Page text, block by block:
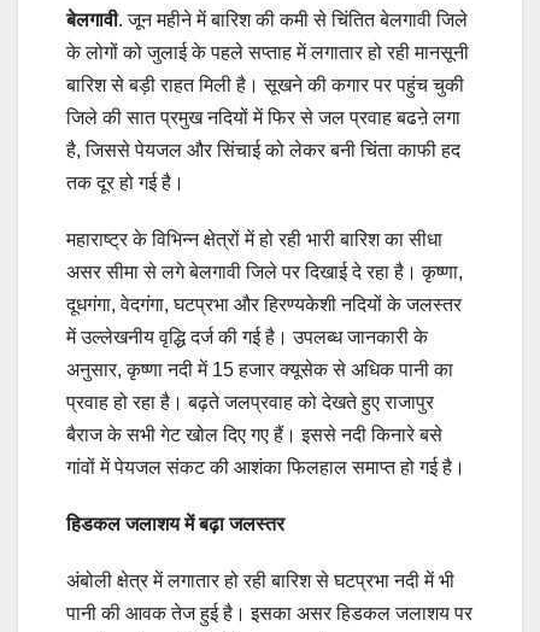
बेलगावी. जून महीने में बारिश की कमी से चिंतित बेलगावी जिले
के लोगों को जुलाई के पहले सप्ताह में लगातार हो रही मानसूनी
बारिश से बड़ी राहत मिली है। सूखने की कगार पर पहुंच चुकी
जिले की सात प्रमुख नदियों में फिर से जल प्रवाह बढऩे लगा
है, जिससे पेयजल और सिंचाई को लेकर बनी चिंता काफी हद
तक दूर हो गई है।
महाराष्ट्र के विभिन्न क्षेत्रों में हो रही भारी बारिश का सीधा
असर सीमा से लगे बेलगावी जिले पर दिखाई दे रहा है। कृष्णा,
दूधगंगा, वेदगंगा, घटप्रभा और हिरण्यकेशी नदियों के जलस्तर
में उल्लेखनीय वृद्धि दर्ज की गई है। उपलब्ध जानकारी के
अनुसार, कृष्णा नदी में 15 हजार क्यूसेक से अधिक पानी का
प्रवाह हो रहा है। बढ़ते जलप्रवाह को देखते हुए राजापुर
बैराज के सभी गेट खोल दिए गए हैं। इससे नदी किनारे बसे
गांवों में पेयजल संकट की आशंका फिलहाल समाप्त हो गई है।
हिडकल जलाशय में बढ़ा जलस्तर
अंबोली क्षेत्र में लगातार हो रही बारिश से घटप्रभा नदी में भी
पानी की आवक तेज हुई है। इसका असर हिडकल जलाशय पर